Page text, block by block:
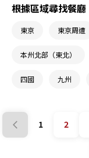
根據區域尋找餐廳
東京 東京周遭
本州北部（東北）
四國 九州
1 2